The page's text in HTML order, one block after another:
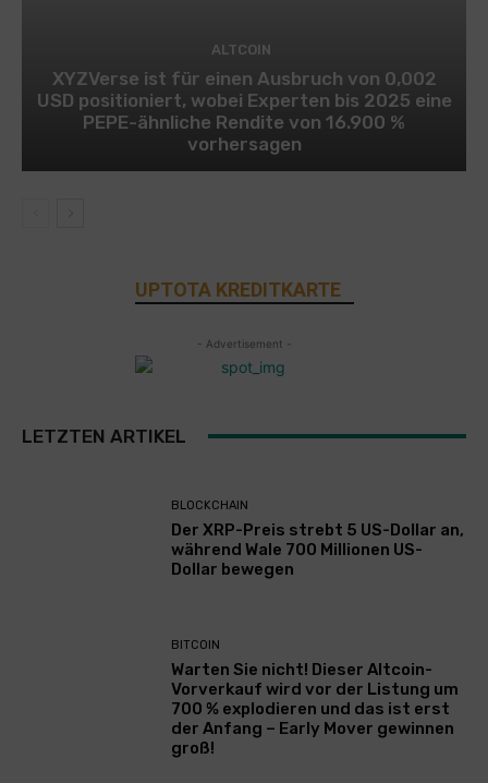
ALTCOIN
XYZVerse ist für einen Ausbruch von 0,002
USD positioniert, wobei Experten bis 2025 eine
PEPE-ähnliche Rendite von 16.900 %
vorhersagen
UPTOTA KREDITKARTE
- Advertisement -
LETZTEN ARTIKEL
BLOCKCHAIN
Der XRP-Preis strebt 5 US-Dollar an,
während Wale 700 Millionen US-
Dollar bewegen
BITCOIN
Warten Sie nicht! Dieser Altcoin-
Vorverkauf wird vor der Listung um
700 % explodieren und das ist erst
der Anfang – Early Mover gewinnen
groß!